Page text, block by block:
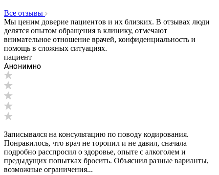
Все отзывы
Мы ценим доверие пациентов и их близких. В отзывах люди
делятся опытом обращения в клинику, отмечают
внимательное отношение врачей, конфиденциальность и
помощь в сложных ситуациях.
пациент
Анонимно
Записывался на консультацию по поводу кодирования.
Понравилось, что врач не торопил и не давил, сначала
подробно расспросил о здоровье, опыте с алкоголем и
предыдущих попытках бросить. Объяснил разные варианты,
возможные ограничения...